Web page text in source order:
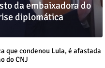
da embaixadora do
diplomática
que condenou Lula, é afastada
do CNJ